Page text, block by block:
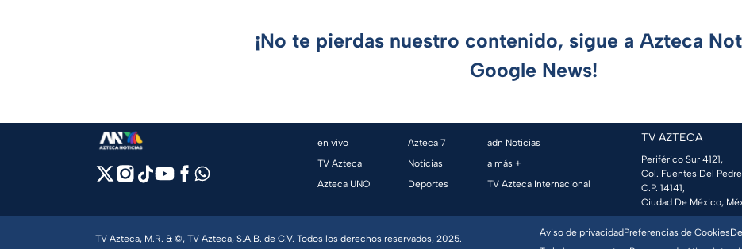
¡No te pierdas nuestro contenido, sigue a Azteca
Google News!
en vivo
TV Azteca
Azteca UNO
Azteca 7
Noticias
Deportes
adn Noticias
a más +
TV Azteca Internacional
TV AZTECA
Periférico Sur 4121,
Col. Fuentes Del
C.P. 14141,
Ciudad De México,
TV Azteca, M.R. & ©, TV Azteca, S.A.B. de C.V. Todos los derechos reservados, 2025.
Aviso de privacidadPreferencias de Cookies